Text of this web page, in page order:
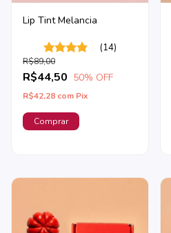
Lip Tint Melancia
(14)
R$44,50
R$89,00
50% OFF
R$42,28 com Pix